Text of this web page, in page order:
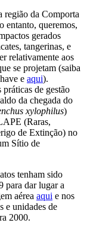
região da Comporta
entanto, queremos,
gerados
tangerinas, e
relativamente aos
se projetam (saiba
e aqui).
de gestão
da chegada do
xylophilus)
(Raras,
de Extinção) no
Sítio de
tenham sido
para dar lugar a
aérea aqui e nos
e unidades de
2000.